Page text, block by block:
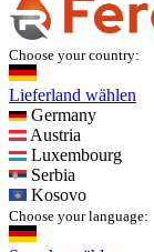
Choose your country:
Lieferland wählen
Germany
Austria
Luxembourg
Serbia
Kosovo
Choose your language: